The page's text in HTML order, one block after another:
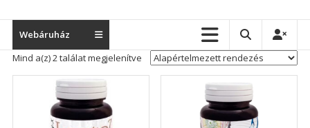
Webáruház
Mind a(z) 2 találat megjelenítve